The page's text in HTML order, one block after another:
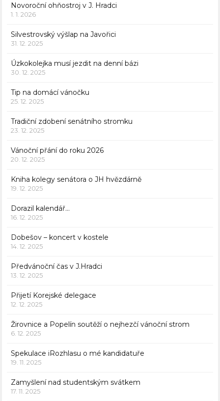
Novoroční ohňostroj v J. Hradci
1. 1. 2026
Silvestrovský výšlap na Javořici
31. 12. 2025
Úzkokolejka musí jezdit na denní bázi
30. 12. 2025
Tip na domácí vánočku
25. 12. 2025
Tradiční zdobení senátního stromku
23. 12. 2025
Vánoční přání do roku 2026
20. 12. 2025
Kniha kolegy senátora o JH hvězdárně
19. 12. 2025
Dorazil kalendář…
16. 12. 2025
Dobešov – koncert v kostele
14. 12. 2025
Předvánoční čas v J.Hradci
13. 12. 2025
Přijetí Korejské delegace
12. 12. 2025
Žirovnice a Popelín soutěží o nejhezčí vánoční strom
6. 12. 2025
Spekulace iRozhlasu o mé kandidatuře
19. 11. 2025
Zamyšlení nad studentským svátkem
17. 11. 2025